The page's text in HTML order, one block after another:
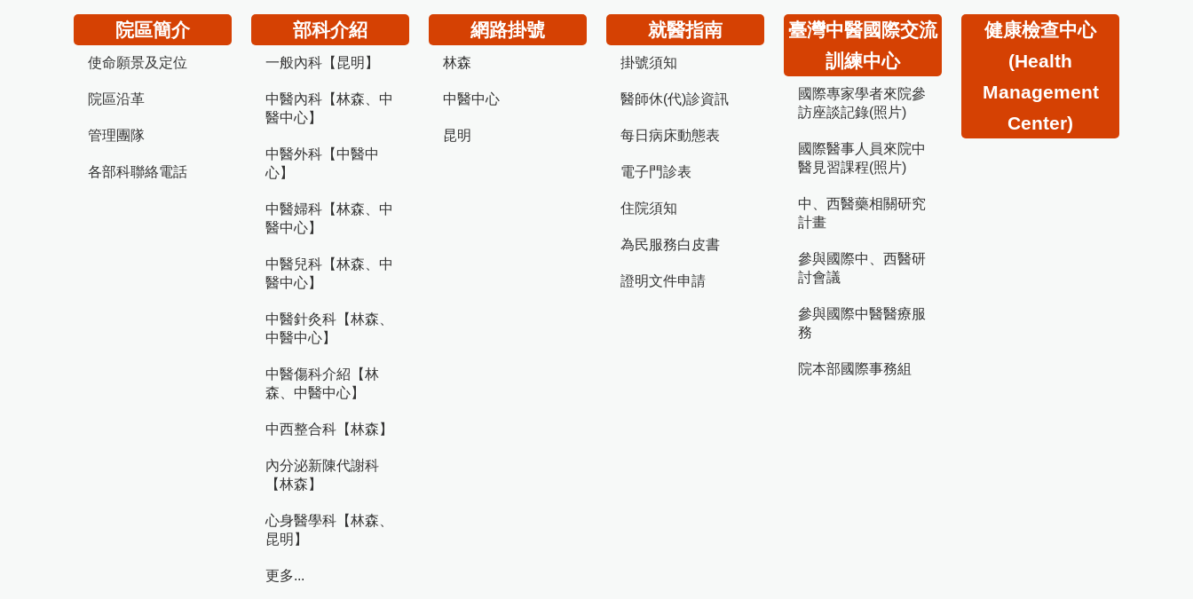
院區簡介
使命願景及定位
院區沿革
管理團隊
各部科聯絡電話
部科介紹
一般內科【昆明】
中醫內科【林森、中
醫中心】
中醫外科【中醫中
心】
中醫婦科【林森、中
醫中心】
中醫兒科【林森、中
醫中心】
中醫針灸科【林森、
中醫中心】
中醫傷科介紹【林
森、中醫中心】
中西整合科【林森】
內分泌新陳代謝科
【林森】
心身醫學科【林森、
昆明】
更多...
網路掛號
林森
中醫中心
昆明
就醫指南
掛號須知
醫師休(代)診資訊
每日病床動態表
電子門診表
住院須知
為民服務白皮書
證明文件申請
臺灣中醫國際交流
訓練中心
國際專家學者來院參
訪座談記錄(照片)
國際醫事人員來院中
醫見習課程(照片)
中、西醫藥相關研究
計畫
參與國際中、西醫研
討會議
參與國際中醫醫療服
務
院本部國際事務組
健康檢查中心
(Health
Management
Center)